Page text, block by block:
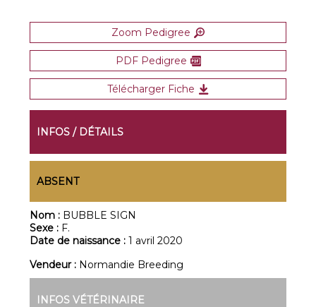
Zoom Pedigree
PDF Pedigree
Télécharger Fiche
INFOS / DÉTAILS
ABSENT
Nom : BUBBLE SIGN
Sexe : F.
Date de naissance :1 avril 2020
Vendeur : Normandie Breeding
INFOS VÉTÉRINAIRE